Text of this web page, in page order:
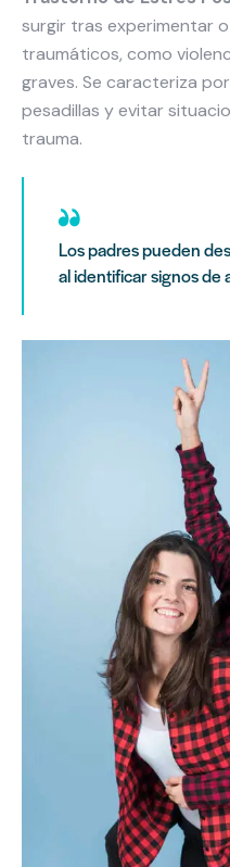
surgir tras experimentar
traumáticos, como
graves. Se caracteriza
pesadillas y evitar
trauma.
Los padres pueden
al identificar signos de